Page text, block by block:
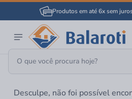
Produtos em até 6x sem
Página Inicial Ferramentas Eletricas
Desculpe, não foi possível